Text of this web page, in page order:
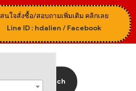
สนใจสั่งซื้อ/สอบถามเพิ่มเติม คลิกเลย
Line ID : hdalien / Facebook
Search